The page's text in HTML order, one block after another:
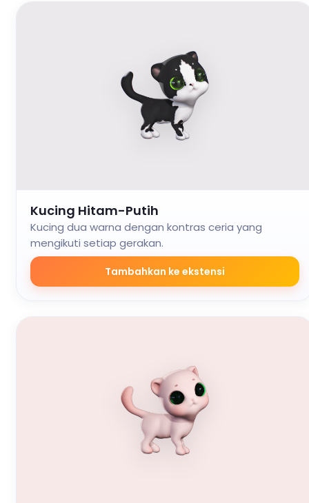
Kucing Hitam-Putih
Kucing dua warna dengan kontras ceria yang
mengikuti setiap gerakan.
Tambahkan ke ekstensi